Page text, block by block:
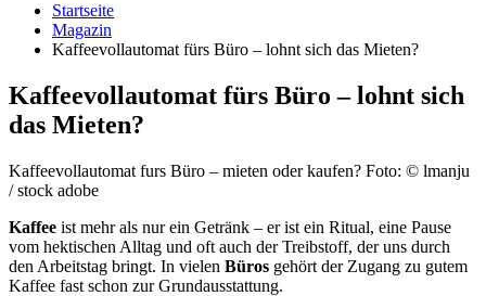
Startseite
Magazin
Kaffeevollautomat fürs Büro – lohnt sich das Mieten?
Kaffeevollautomat fürs Büro – lohnt sich
das Mieten?
Kaffeevollautomat furs Büro – mieten oder kaufen? Foto: © lmanju
/ stock adobe
Kaffee ist mehr als nur ein Getränk – er ist ein Ritual, eine Pause
vom hektischen Alltag und oft auch der Treibstoff, der uns durch
den Arbeitstag bringt. In vielen Büros gehört der Zugang zu gutem
Kaffee fast schon zur Grundausstattung.